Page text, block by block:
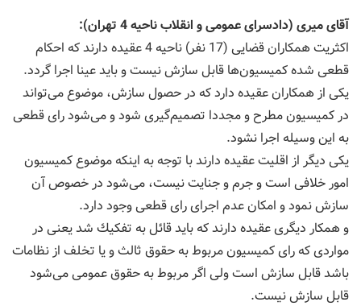
آقای میری (دادسرای عمومی و انقلاب ناحیه 4 تهران):
اكثریت همكاران قضایی (17 نفر) ناحیه 4 عقیده دارند كه احكام
قطعی شده كمیسیون‌ها قابل سازش نیست و باید عینا اجرا گردد.
یكی از همكاران عقیده دارد كه در حصول سازش، موضوع می‌تواند
در كمیسیون مطرح و مجددا تصمیم‌گیری شود و می‌شود رای قطعی
به این وسیله اجرا نشود.
یكی دیگر از اقلیت عقیده دارند با توجه به اینكه موضوع كمیسیون
امور خلافی است و جرم و جنایت نیست، می‌شود در خصوص آن
سازش نمود و امكان عدم اجرای رای قطعی وجود دارد.
و همكار دیگری عقیده دارند كه باید قائل به تفكیك شد یعنی در
مواردی كه رای كمیسیون مربوط به حقوق ثالث و یا تخلف از نظامات
باشد قابل سازش است ولی اگر مربوط به حقوق عمومی می‌شود
قابل سازش نیست.